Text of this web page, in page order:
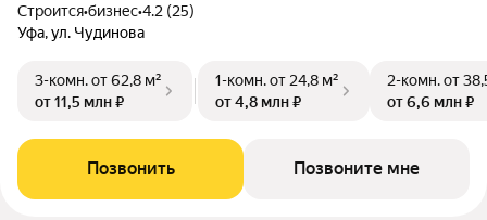
Строится•бизнес•4.2 (25)
Уфа, ул. Чудинова
3-комн.от 62,8 м²
от 11,5 млн ₽
1-комн.от 24,8 м²
от 4,8 млн ₽
2-комн.от
от 6,6 млн ₽
Позвонить Позвоните мне